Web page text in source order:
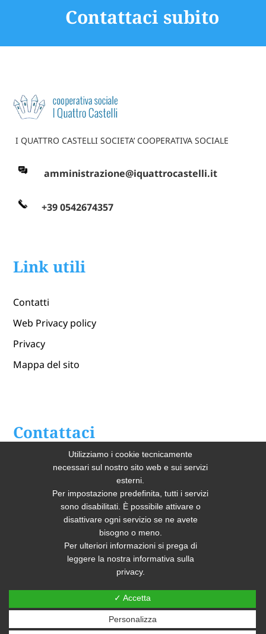
Contattaci subito
I QUATTRO CASTELLI SOCIETA’ COOPERATIVA SOCIALE
amministrazione@iquattrocastelli.it
+39 0542674357
Link utili
Contatti
Web Privacy policy
Privacy
Mappa del sito
Contattaci
Lavendaria Industriale
Sito realizzato e posizionato da PRISMI S.p.A.
Utilizziamo i cookie tecnicamente
necessari sul nostro sito web e sui servizi
esterni.
Per impostazione predefinita, tutti i servizi
sono disabilitati. È possibile attivare o
disattivare ogni servizio se ne avete
bisogno o meno.
Per ulteriori informazioni si prega di
leggere la nostra informativa sulla
privacy.
✓ Accetta
Personalizza